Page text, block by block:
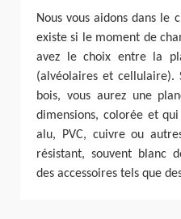
Nous vous aidons dans le
existe si le moment de
avez le choix entre la
(alvéolaires et cellulaire).
bois, vous aurez une
dimensions, colorée et
alu, PVC, cuivre ou
résistant, souvent blanc
des accessoires tels que